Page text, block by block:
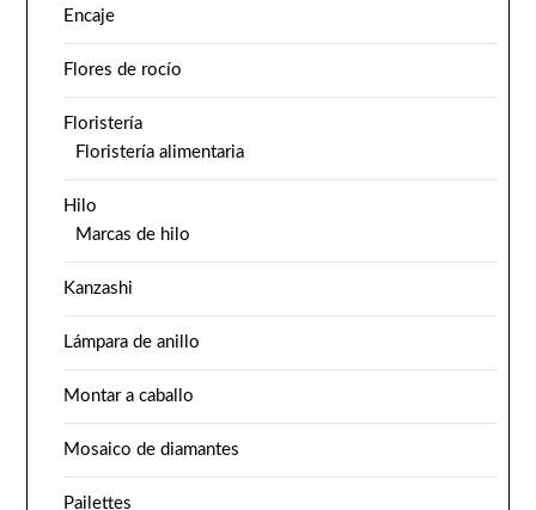
Encaje
Flores de rocío
Floristería
Floristería alimentaria
Hilo
Marcas de hilo
Kanzashi
Lámpara de anillo
Montar a caballo
Mosaico de diamantes
Pailettes